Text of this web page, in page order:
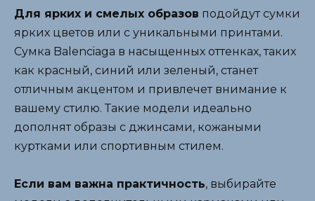
Для ярких и смелых образов подойдут сумки
ярких цветов или с уникальными принтами.
Сумка Balenciaga в насыщенных оттенках, таких
как красный, синий или зеленый, станет
отличным акцентом и привлечет внимание к
вашему стилю. Такие модели идеально
дополнят образы с джинсами, кожаными
куртками или спортивным стилем.
Если вам важна практичность, выбирайте